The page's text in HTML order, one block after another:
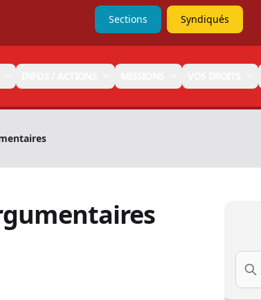
Sections Syndiqués
Search